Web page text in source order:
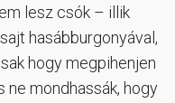
lesz csók – illik
hasábburgonyával,
hogy megpihenjen
ne mondhassák, hogy